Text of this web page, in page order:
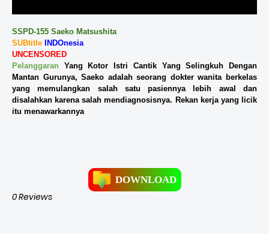
SSPD-155 Saeko Matsushita
SUBtitle
INDOnesia
UNCENSORED
Pelanggaran Yang Kotor Istri Cantik Yang Selingkuh Dengan
Mantan Gurunya, Saeko adalah seorang dokter wanita berkelas
yang memulangkan salah satu pasiennya lebih awal dan
disalahkan karena salah mendiagnosisnya. Rekan kerja yang licik
itu menawarkannya
DOWNLOAD
0 Reviews